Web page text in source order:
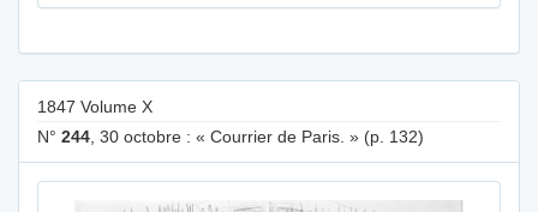
1847 Volume X
N° 244, 30 octobre : « Courrier de Paris. » (p. 132)